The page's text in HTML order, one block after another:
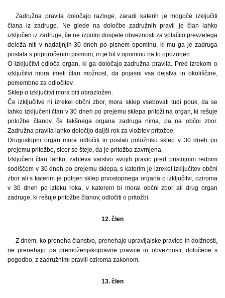
Zadružna pravila določajo razloge, zaradi katerih je mogoče izključiti
člana iz zadruge. Ne glede na določbe zadružnih pravil je član lahko
izključen iz zadruge, če ne izpolni dospele obveznosti za vplačilo prevzetega
deleža niti v nadaljnjih 30 dneh po pisnem opominu, ki mu ga je zadruga
poslala s priporočenim pismom, in je bil v opominu na to opozorjen.
O izključitvi odloča organ, ki ga določajo zadružna pravila. Pred izrekom o
izključitvi mora imeti član možnost, da pojasni vsa dejstva in okoliščine,
pomembne za odločitev.
Sklep o izključitvi mora biti obrazložen.
Če izključitve ni izrekel občni zbor, mora sklep vsebovati tudi pouk, da se
lahko izključeni član v 30 dneh po prejemu sklepa pritoži na organ, ki rešuje
pritožbe članov, če takšnega organa zadruga nima, pa na občni zbor.
Zadružna pravila lahko določijo daljši rok za vložitev pritožbe.
Drugostopni organ mora odločiti in poslati pritožniku sklep v 30 dneh po
prejemu pritožbe, sicer se šteje, da je pritožba zavrnjena.
Izključeni član lahko, zahteva varstvo svojih pravic pred pristojnim rednim
sodiščem v 30 dneh po prejemu sklepa, s katerim je izrekel izključitev občni
zbor ali s katerim je potrjen sklep prvostopnega organa o izključitvi, oziroma
v 30 dneh po izteku roka, v katerem bi moral občni zbor ali drug organ
zadruge, ki rešuje pritožbe članov, odločiti o pritožbi.
12. člen
Z dnem, ko preneha članstvo, prenehajo upravljalske pravice in dolžnosti,
ne prenehajo pa premoženjskopravne pravice in obveznosti, določene s
pogodbo, z zadružnimi pravili oziroma zakonom.
13. člen